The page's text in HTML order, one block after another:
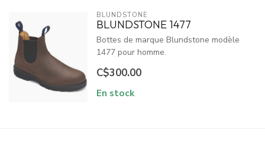
BLUNDSTONE
BLUNDSTONE 1477
Bottes de marque Blundstone modèle
1477 pour homme.
C$300.00
En stock